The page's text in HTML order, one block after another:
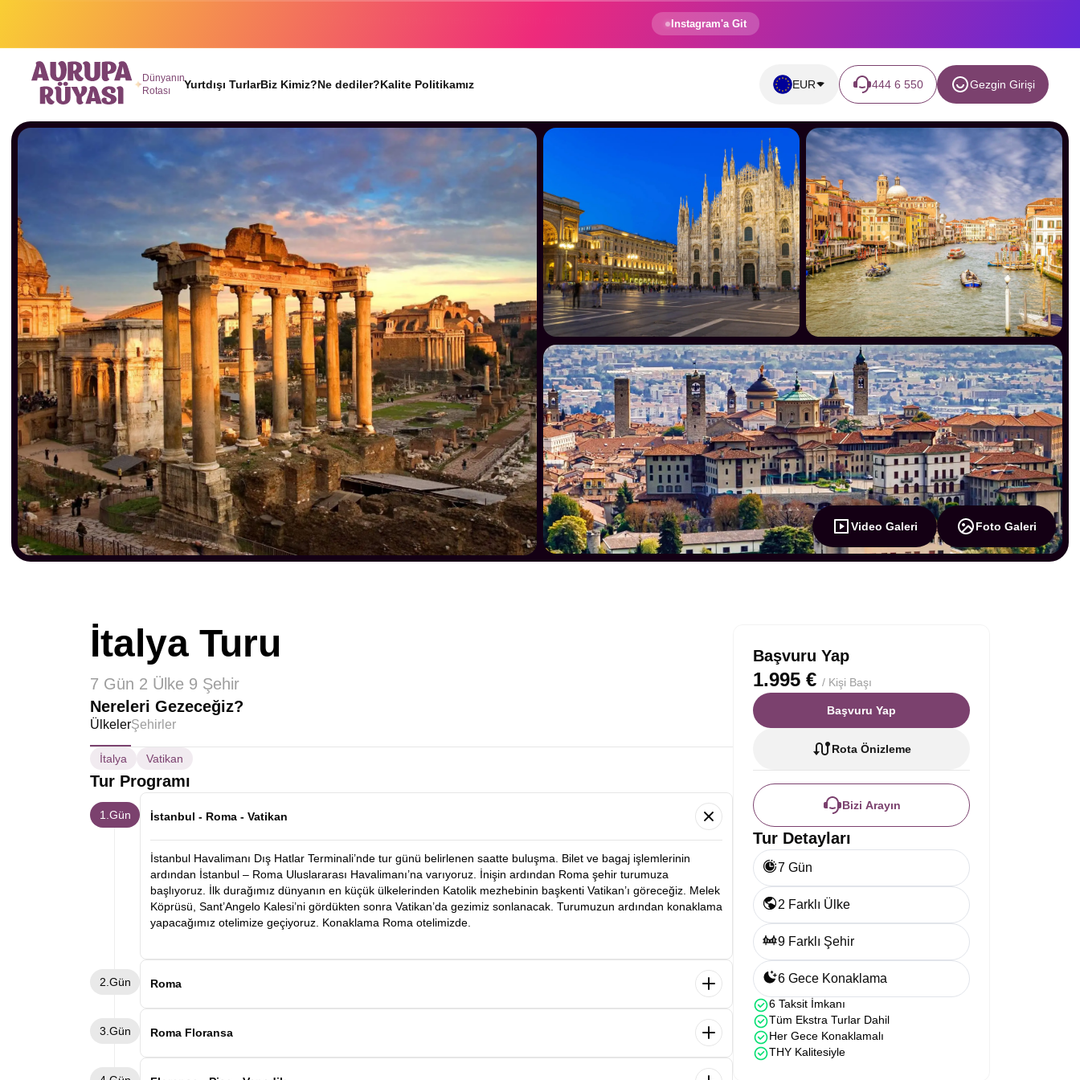
Instagram'a Git
Dünyanın
Rotası
Yurtdışı TurlarBiz Kimiz?Ne dediler?Kalite Politikamız EUR 444 6 550 Gezgin Girişi
Video Galeri Foto Galeri
İtalya Turu
7 Gün 2 Ülke 9 Şehir
Nereleri Gezeceğiz?
ÜlkelerŞehirler
İtalya Vatikan
Tur Programı
1.Gün İstanbul - Roma - Vatikan
İstanbul Havalimanı Dış Hatlar Terminali’nde tur günü belirlenen saatte buluşma. Bilet ve bagaj işlemlerinin
ardından İstanbul – Roma Uluslararası Havalimanı’na varıyoruz. İnişin ardından Roma şehir turumuza
başlıyoruz. İlk durağımız dünyanın en küçük ülkelerinden Katolik mezhebinin başkenti Vatikan’ı göreceğiz. Melek
Köprüsü, Sant’Angelo Kalesi’ni gördükten sonra Vatikan’da gezimiz sonlanacak. Turumuzun ardından konaklama
yapacağımız otelimize geçiyoruz. Konaklama Roma otelimizde.
2.Gün Roma
Piazza Navona gibi yerleri gezeceğiz. Gezimizin ardından serbest zamanda dilediğiniz etkinlikleri yapabilirsiniz.
3.Gün Roma Floransa
Başvuru Yap
1.995 € / Kişi Başı
Başvuru Yap
Rota Önizleme
Bizi Arayın
Tur Detayları
7 Gün
2 Farklı Ülke
9 Farklı Şehir
6 Gece Konaklama
6 Taksit İmkanı
Tüm Ekstra Turlar Dahil
Her Gece Konaklamalı
THY Kalitesiyle